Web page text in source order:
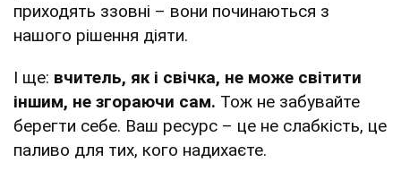
приходять ззовні – вони починаються з
нашого рішення діяти.
І ще: вчитель, як і свічка, не може світити
іншим, не згораючи сам. Тож не забувайте
берегти себе. Ваш ресурс – це не слабкість, це
паливо для тих, кого надихаєте.